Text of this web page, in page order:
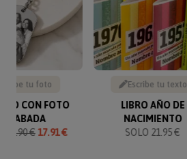
Sube tu foto
CON FOTO
GRABADA
19.90 €17.91 €
Escribe tu texto
LIBRO AÑO DE
NACIMIENTO
SOLO 21.95 €